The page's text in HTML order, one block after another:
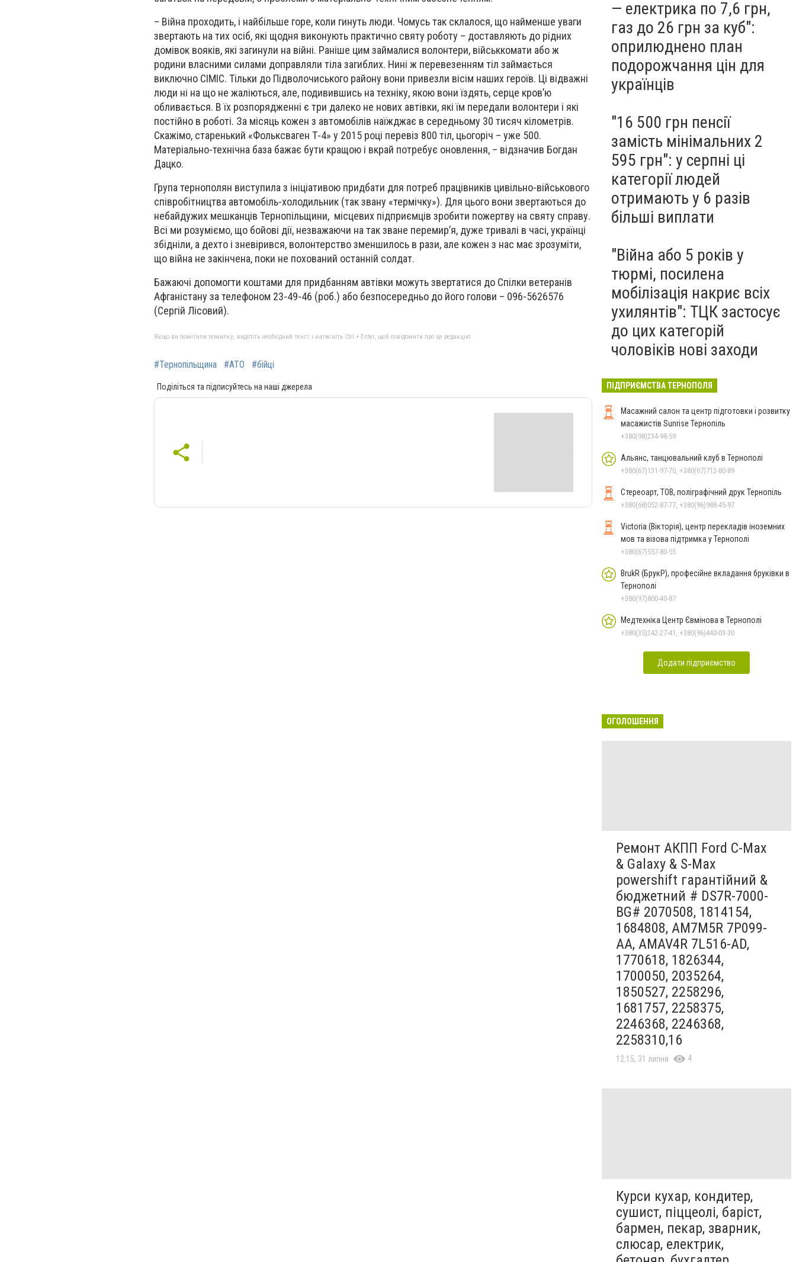
– Війна проходить, і найбільше горе, коли гинуть люди. Чомусь так склалося, що найменше уваги
звертають на тих осіб, які щодня виконують практично святу роботу – доставляють до рідних
домівок вояків, які загинули на війні. Раніше цим займалися волонтери, військкомати або ж
родини власними силами доправляли тіла загиблих. Нині ж перевезенням тіл займається
виключно СІМІС. Тільки до Підволочиського району вони привезли вісім наших героїв. Ці відважні
люди ні на що не жаліються, але, подивившись на техніку, якою вони їздять, серце кров’ю
обливається. В їх розпорядженні є три далеко не нових автівки, які їм передали волонтери і які
постійно в роботі. За місяць кожен з автомобілів наїжджає в середньому 30 тисяч кілометрів.
Скажімо, старенький «Фольксваген Т-4» у 2015 році перевіз 800 тіл, цьогоріч – уже 500.
Матеріально-технічна база бажає бути кращою і вкрай потребує оновлення, – відзначив Богдан
Дацко.
Група тернополян виступила з ініціативою придбати для потреб працівників цивільно-військового
співробітництва автомобіль-холодильник (так звану «термічку»). Для цього вони звертаються до
небайдужих мешканців Тернопільщини, місцевих підприємців зробити пожертву на святу справу.
Всі ми розуміємо, що бойові дії, незважаючи на так зване перемир’я, дуже тривалі в часі, українці
збідніли, а дехто і зневірився, волонтерство зменшилось в рази, але кожен з нас має зрозуміти,
що війна не закінчена, поки не похований останній солдат.
Бажаючі допомогти коштами для придбанням автівки можуть звертатися до Спілки ветеранів
Афганістану за телефоном 23-49-46 (роб.) або безпосередньо до його голови – 096-5626576
(Сергій Лісовий).
Якщо ви помітили помилку, виділіть необхідний текст і натисніть Ctrl + Enter, щоб повідомити про це редакцію
#Тернопільщина #АТО #бійці
Поділіться та підписуйтесь на наші джерела
— електрика по 7,6 грн,
газ до 26 грн за куб":
оприлюднено план
подорожчання цін для
українців
"16 500 грн пенсії
замість мінімальних 2
595 грн": у серпні ці
категорії людей
отримають у 6 разів
більші виплати
"Війна або 5 років у
тюрмі, посилена
мобілізація накриє всіх
ухилянтів": ТЦК застосує
до цих категорій
чоловіків нові заходи
ПІДПРИЄМСТВА ТЕРНОПОЛЯ
Масажний салон та центр підготовки і розвитку
масажистів Sunrise Тернопіль
+380(98)234-98-59
Альянс, танцювальний клуб в Тернополі
+380(67)131-97-70, +380(67)712-80-89
Стереоарт, ТОВ, поліграфічний друк Тернопіль
+380(68)052-87-77, +380(96)988-45-97
Victoria (Вікторія), центр перекладів іноземних
мов та візова підтримка у Тернополі
+380(67)557-80-55
BrukR (БрукР), професійне вкладання бруківки в
Тернополі
+380(97)800-40-87
Медтехніка Центр Євмінова в Тернополі
+380(35)242-27-41, +380(96)440-03-30
Додати підприємство
ОГОЛОШЕННЯ
Ремонт АКПП Ford C-Max
& Galaxy & S-Max
powershift гарантійний &
бюджетний # DS7R-7000-
BG# 2070508, 1814154,
1684808, AM7M5R 7P099-
AA, AMAV4R 7L516-AD,
1770618, 1826344,
1700050, 2035264,
1850527, 2258296,
1681757, 2258375,
2246368, 2246368,
2258310,16
12:15, 31 липня 4
Курси кухар, кондитер,
сушист, піццеолі, баріст,
бармен, пекар, зварник,
слюсар, електрик,